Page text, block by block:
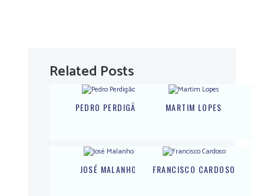
Related Posts
PEDRO PERDIGÃO MARTIM LOPES
JOSÉ MALANHO FRANCISCO CARDOSO